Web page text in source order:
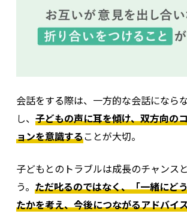
会話をする際は、一方的な会話になら
し、 子どもの声に耳を傾け、双方向の
ョンを意識することが大切。
子どもとのトラブルは成長のチャンス
う。 ただ叱るのではなく、「一緒にど
たかを考え、今後につながるアドバイ